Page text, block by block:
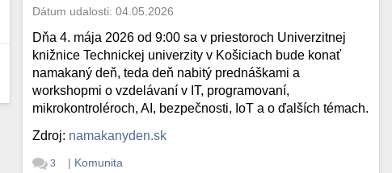
Dátum udalosti:04.05.2026
Dňa 4. mája 2026 od 9:00 sa v priestoroch Univerzitnej
knižnice Technickej univerzity v Košiciach bude konať
namakaný deň, teda deň nabitý prednáškami a
workshopmi o vzdelávaní v IT, programovaní,
mikrokontroléroch, AI, bezpečnosti, IoT a o ďalších témach.
Zdroj: namakanyden.sk
3 | Komunita